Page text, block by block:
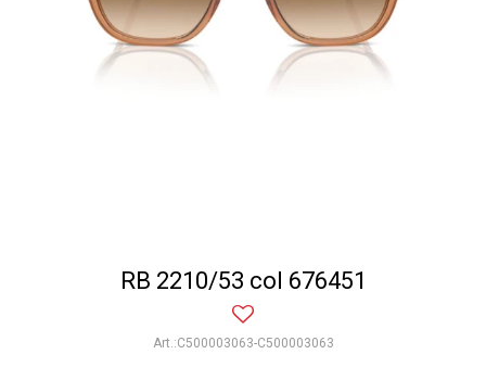
RB 2210/53 col 676451
C500003063-C500003063